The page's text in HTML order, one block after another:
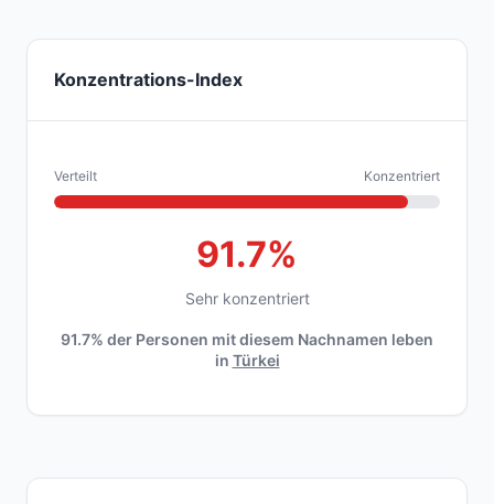
Konzentrations-Index
Verteilt Konzentriert
91.7%
Sehr konzentriert
91.7% der Personen mit diesem Nachnamen leben
in Türkei